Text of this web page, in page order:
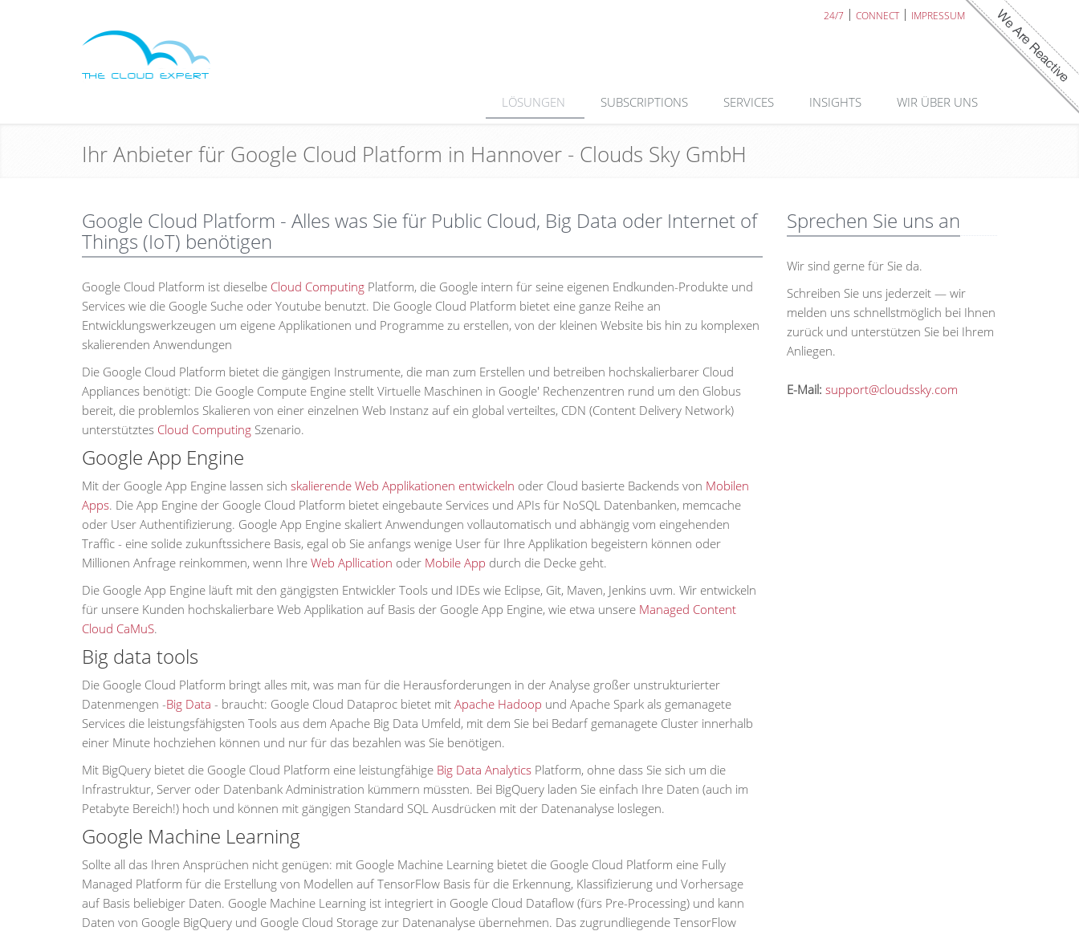
24/7 CONNECT IMPRESSUM
LÖSUNGEN SUBSCRIPTIONS SERVICES INSIGHTS WIR ÜBER UNS
Ihr Anbieter für Google Cloud Platform in Hannover - Clouds Sky GmbH
Google Cloud Platform - Alles was Sie für Public Cloud, Big Data oder Internet of
Things (IoT) benötigen
Google Cloud Platform ist dieselbe Cloud Computing Platform, die Google intern für seine eigenen Endkunden-Produkte und
Services wie die Google Suche oder Youtube benutzt. Die Google Cloud Platform bietet eine ganze Reihe an
Entwicklungswerkzeugen um eigene Applikationen und Programme zu erstellen, von der kleinen Website bis hin zu komplexen
skalierenden Anwendungen
Die Google Cloud Platform bietet die gängigen Instrumente, die man zum Erstellen und betreiben hochskalierbarer Cloud
Appliances benötigt: Die Google Compute Engine stellt Virtuelle Maschinen in Google' Rechenzentren rund um den Globus
bereit, die problemlos Skalieren von einer einzelnen Web Instanz auf ein global verteiltes, CDN (Content Delivery Network)
unterstütztes Cloud Computing Szenario.
Google App Engine
Mit der Google App Engine lassen sich skalierende Web Applikationen entwickeln oder Cloud basierte Backends von Mobilen
Apps. Die App Engine der Google Cloud Platform bietet eingebaute Services und APIs für NoSQL Datenbanken, memcache
oder User Authentifizierung. Google App Engine skaliert Anwendungen vollautomatisch und abhängig vom eingehenden
Traffic - eine solide zukunftssichere Basis, egal ob Sie anfangs wenige User für Ihre Applikation begeistern können oder
Millionen Anfrage reinkommen, wenn Ihre Web Apllication oder Mobile App durch die Decke geht.
Die Google App Engine läuft mit den gängigsten Entwickler Tools und IDEs wie Eclipse, Git, Maven, Jenkins uvm. Wir entwickeln
für unsere Kunden hochskalierbare Web Applikation auf Basis der Google App Engine, wie etwa unsere Managed Content
Cloud CaMuS.
Big data tools
Die Google Cloud Platform bringt alles mit, was man für die Herausforderungen in der Analyse großer unstrukturierter
Datenmengen -Big Data - braucht: Google Cloud Dataproc bietet mit Apache Hadoop und Apache Spark als gemanagete
Services die leistungsfähigsten Tools aus dem Apache Big Data Umfeld, mit dem Sie bei Bedarf gemanagete Cluster innerhalb
einer Minute hochziehen können und nur für das bezahlen was Sie benötigen.
Mit BigQuery bietet die Google Cloud Platform eine leistungfähige Big Data Analytics Platform, ohne dass Sie sich um die
Infrastruktur, Server oder Datenbank Administration kümmern müssten. Bei BigQuery laden Sie einfach Ihre Daten (auch im
Petabyte Bereich!) hoch und können mit gängigen Standard SQL Ausdrücken mit der Datenanalyse loslegen.
Google Machine Learning
Sollte all das Ihren Ansprüchen nicht genügen: mit Google Machine Learning bietet die Google Cloud Platform eine Fully
Managed Platform für die Erstellung von Modellen auf TensorFlow Basis für die Erkennung, Klassifizierung und Vorhersage
auf Basis beliebiger Daten. Google Machine Learning ist integriert in Google Cloud Dataflow (fürs Pre-Processing) und kann
Daten von Google BigQuery und Google Cloud Storage zur Datenanalyse übernehmen. Das zugrundliegende TensorFlow
Sprechen Sie uns an
Wir sind gerne für Sie da.
Schreiben Sie uns jederzeit — wir
melden uns schnellstmöglich bei Ihnen
zurück und unterstützen Sie bei Ihrem
Anliegen.
E-Mail: support@cloudssky.com